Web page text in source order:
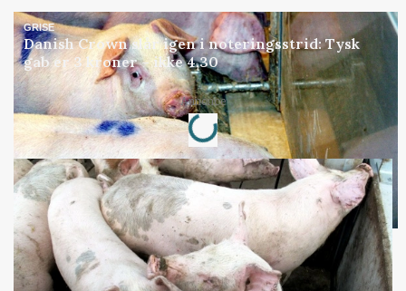
GRISE
Danish Crown slår igen i noteringsstrid: Tysk
gab er 3 kroner – ikke 4,30
Annonce
Loading...